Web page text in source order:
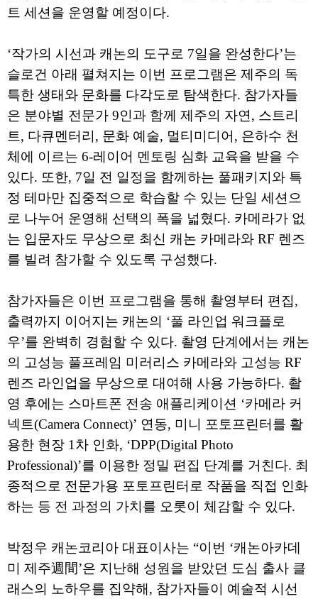
트 세션을 운영할 예정이다.
‘작가의 시선과 캐논의 도구로 7일을 완성한다’는
슬로건 아래 펼쳐지는 이번 프로그램은 제주의 독
특한 생태와 문화를 다각도로 탐색한다. 참가자들
은 분야별 전문가 9인과 함께 제주의 자연, 스트리
트, 다큐멘터리, 문화 예술, 멀티미디어, 은하수 천
체에 이르는 6-레이어 멘토링 심화 교육을 받을 수
있다. 또한, 7일 전 일정을 함께하는 풀패키지와 특
정 테마만 집중적으로 학습할 수 있는 단일 세션으
로 나누어 운영해 선택의 폭을 넓혔다. 카메라가 없
는 입문자도 무상으로 최신 캐논 카메라와 RF 렌즈
를 빌려 참가할 수 있도록 구성했다.
참가자들은 이번 프로그램을 통해 촬영부터 편집,
출력까지 이어지는 캐논의 ‘풀 라인업 워크플로
우’를 완벽히 경험할 수 있다. 촬영 단계에서는 캐논
의 고성능 풀프레임 미러리스 카메라와 고성능 RF
렌즈 라인업을 무상으로 대여해 사용 가능하다. 촬
영 후에는 스마트폰 전송 애플리케이션 ‘카메라 커
넥트(Camera Connect)’ 연동, 미니 포토프린터를 활
용한 현장 1차 인화, ‘DPP(Digital Photo
Professional)’를 이용한 정밀 편집 단계를 거친다. 최
종적으로 전문가용 포토프린터로 작품을 직접 인화
하는 등 전 과정의 가치를 오롯이 체감할 수 있다.
박정우 캐논코리아 대표이사는 “이번 ‘캐논아카데
미 제주週間’은 지난해 성원을 받았던 도심 출사 클
래스의 노하우를 집약해, 참가자들이 예술적 시선